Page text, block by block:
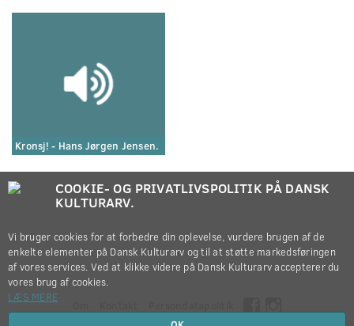
Kronsj! - Hans Jørgen Jensen.
COOKIE- OG PRIVATLIVSPOLITIK PÅ DANSK
KULTURARV.
Vi bruger cookies for at forbedre din oplevelse, vurdere brugen af de
enkelte elementer på Dansk Kulturarv og til at støtte markedsføringen
af vores services. Ved at klikke videre på Dansk Kulturarv accepterer du
vores brug af cookies.
LÆS MERE